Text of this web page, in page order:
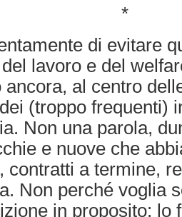
*
di evitare
lavoro e del
ancora, al centro
(troppo frequenti)
Non una parola,
e nuove che
contratti a termine,
Non perché voglia
in proposito: lo